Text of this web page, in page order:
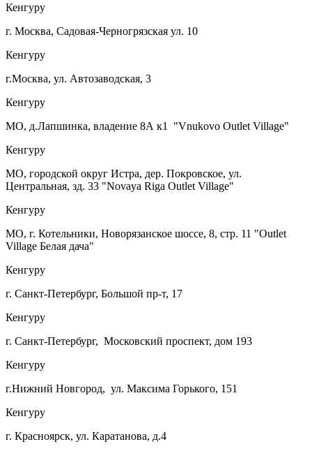
Кенгуру
г. Москва, Садовая-Черногрязская ул. 10
Кенгуру
г.Москва, ул. Автозаводская, 3
Кенгуру
МО, д.Лапшинка, владение 8А к1 "Vnukovo Outlet Village"
Кенгуру
МО, городской округ Истра, дер. Покровское, ул.
Центральная, зд. 33 "Novaya Riga Outlet Village"
Кенгуру
МО, г. Котельники, Новорязанское шоссе, 8, стр. 11 "Outlet
Village Белая дача"
Кенгуру
г. Санкт-Петербург, Большой пр-т, 17
Кенгуру
г. Санкт-Петербург, Московский проспект, дом 193
Кенгуру
г.Нижний Новгород, ул. Максима Горького, 151
Кенгуру
г. Красноярск, ул. Каратанова, д.4